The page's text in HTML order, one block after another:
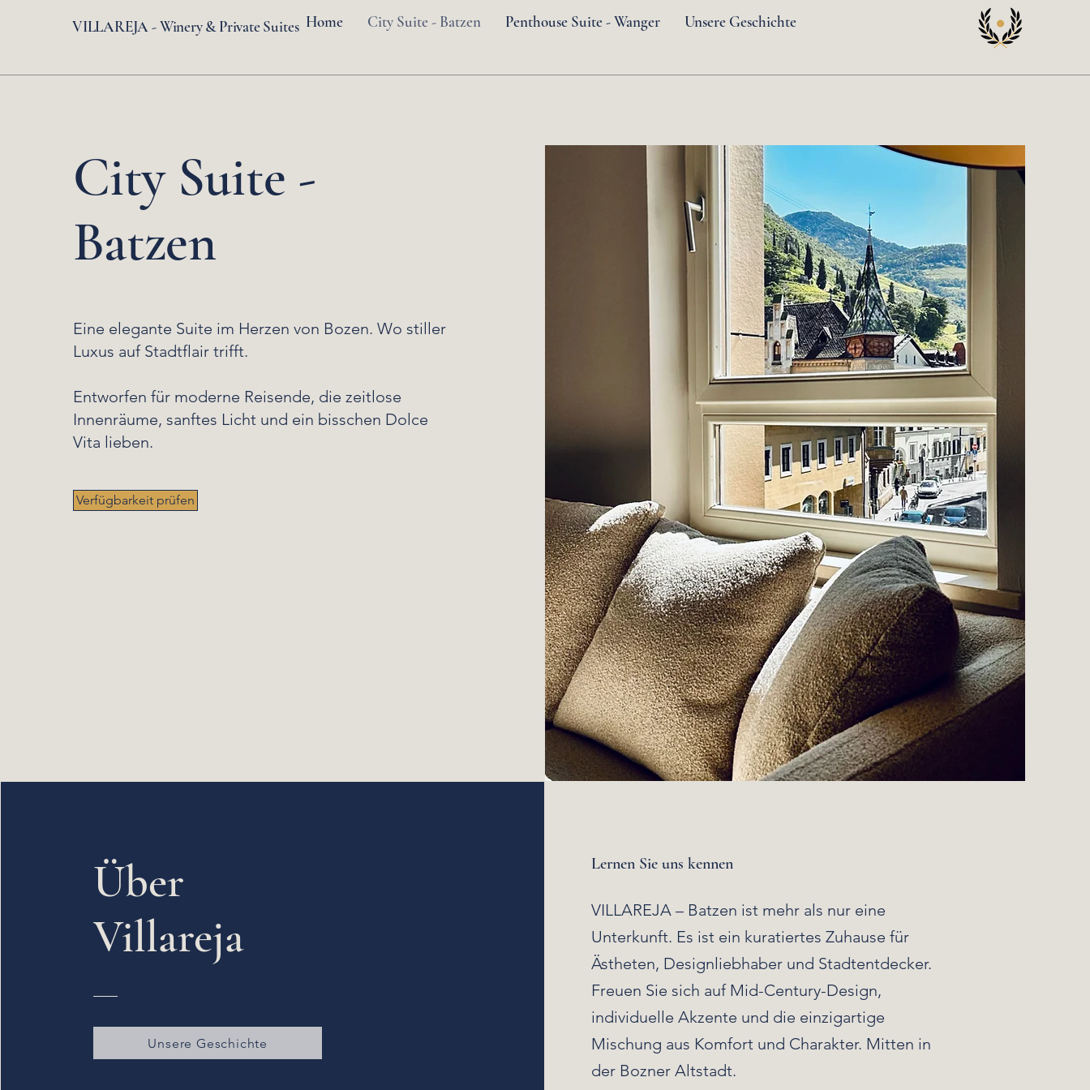
VILLAREJA - Winery & Private Suites Home City Suite - Batzen Penthouse Suite - Wanger Unsere Geschichte
City Suite -
Batzen
Eine elegante Suite im Herzen von Bozen. Wo stiller
Luxus auf Stadtflair trifft.
Entworfen für moderne Reisende, die zeitlose
Innenräume, sanftes Licht und ein bisschen Dolce
Vita lieben.
Verfügbarkeit prüfen
Über
Villareja
Unsere Geschichte
Lernen Sie uns kennen
VILLAREJA – Batzen ist mehr als nur eine
Unterkunft. Es ist ein kuratiertes Zuhause für
Ästheten, Designliebhaber und Stadtentdecker.
Freuen Sie sich auf Mid-Century-Design,
individuelle Akzente und die einzigartige
Mischung aus Komfort und Charakter. Mitten in
der Bozner Altstadt.